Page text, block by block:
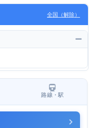
全国（解除）
路線・駅